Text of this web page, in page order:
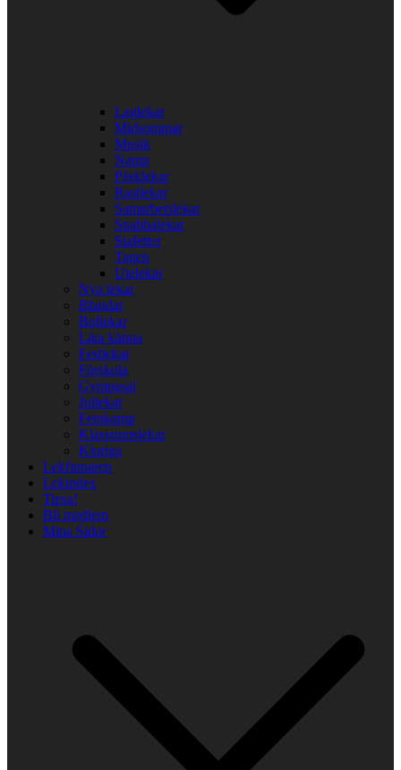
Laglekar
Midsommar
Musik
Namn
Påsklekar
Rastlekar
Samarbetslekar
Snabbalekar
Stafetter
Tagen
Utelekar
Nya lekar
Blandat
Bollekar
Lära känna
Festlekar
Förskola
Gympasal
Jullekar
Femkamp
Klassrumslekar
Kluriga
Lekfinnaren
Lekindex
Tipsa!
Bli medlem
Mina Sidor